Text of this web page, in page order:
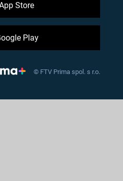
Store
Play
© FTV Prima spol. s r.o.